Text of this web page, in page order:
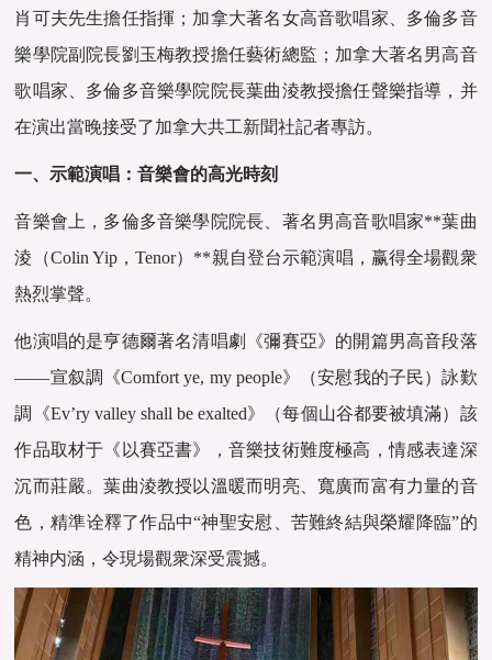
肖可夫先生擔任指揮；加拿大著名女高音歌唱家、多倫多音
樂學院副院長劉玉梅教授擔任藝術總監；加拿大著名男高音
歌唱家、多倫多音樂學院院長葉曲淩教授擔任聲樂指導，并
在演出當晚接受了加拿大共工新聞社記者專訪。
一、示範演唱：音樂會的高光時刻
音樂會上，多倫多音樂學院院長、著名男高音歌唱家**葉曲
淩（Colin Yip，Tenor）**親自登台示範演唱，赢得全場觀衆
熱烈掌聲。
他演唱的是亨德爾著名清唱劇《彌賽亞》的開篇男高音段落
——宣叙調《Comfort ye, my people》（安慰我的子民）詠歎
調《Ev’ry valley shall be exalted》（每個山谷都要被填滿）該
作品取材于《以賽亞書》，音樂技術難度極高，情感表達深
沉而莊嚴。葉曲淩教授以溫暖而明亮、寬廣而富有力量的音
色，精準诠釋了作品中“神聖安慰、苦難終結與榮耀降臨”的
精神内涵，令現場觀衆深受震撼。